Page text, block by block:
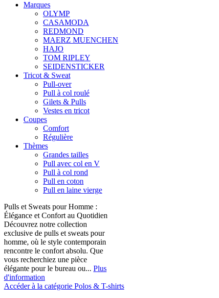
Marques
OLYMP
CASAMODA
REDMOND
MAERZ MUENCHEN
HAJO
TOM RIPLEY
SEIDENSTICKER
Tricot & Sweat
Pull-over
Pull à col roulé
Gilets & Pulls
Vestes en tricot
Coupes
Comfort
Régulière
Thèmes
Grandes tailles
Pull avec col en V
Pull à col rond
Pull en coton
Pull en laine vierge
Pulls et Sweats pour Homme :
Élégance et Confort au Quotidien
Découvrez notre collection
exclusive de pulls et sweats pour
homme, où le style contemporain
rencontre le confort absolu. Que
vous recherchiez une pièce
élégante pour le bureau ou... Plus
d'information
Accéder à la catégorie Polos & T-shirts